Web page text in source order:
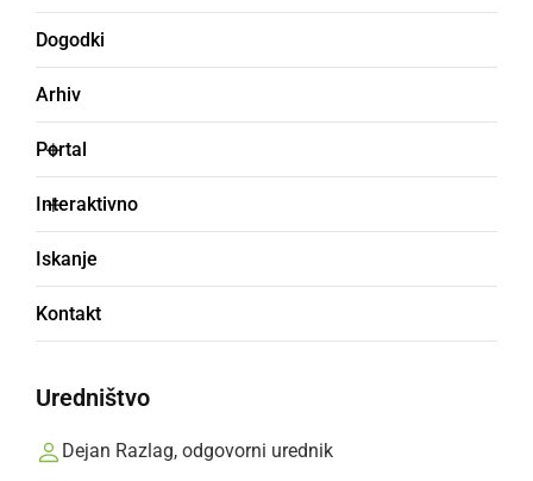
Dogodki
Arhiv
Portal
Interaktivno
Iskanje
Kontakt
Uredništvo
Dejan Razlag, odgovorni urednik
ČRNA KRONIKA
Pacient v SBMS padel z nadstreška in se
poškodoval
ponedeljek, 9. januar 2023 ob 12:06